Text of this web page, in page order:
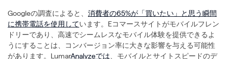
Googleの調査によると、 消費者の65%が「買いたい」と思う瞬間
に携帯電話を使用しています。Eコマースサイトがモバイルフレン
ドリーであり、高速でシームレスなモバイル体験を提供できるよ
うにすることは、コンバージョン率に大きな影響を与える可能性
があります。LumarAnalyzeでは、モバイルとサイトスピードのデ